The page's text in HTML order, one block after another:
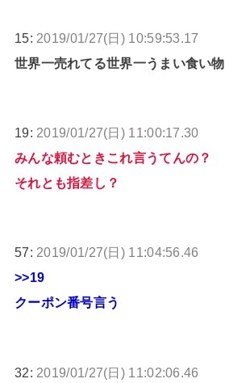
15: 2019/01/27(日) 10:59:53.17
世界一売れてる世界一うまい食い物
19: 2019/01/27(日) 11:00:17.30
みんな頼むときこれ言うてんの？
それとも指差し？
57: 2019/01/27(日) 11:04:56.46
>>19
クーポン番号言う
32: 2019/01/27(日) 11:02:06.46